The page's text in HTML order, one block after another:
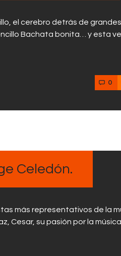
el cerebro detrás de grandes
Bachata bonita… y esta
0
Celedón.
más representativos de la
Cesar, su pasión por la música